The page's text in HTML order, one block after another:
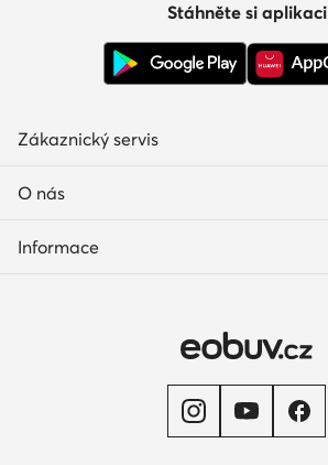
Stáhněte si aplikaci
Zákaznický servis
O nás
Informace